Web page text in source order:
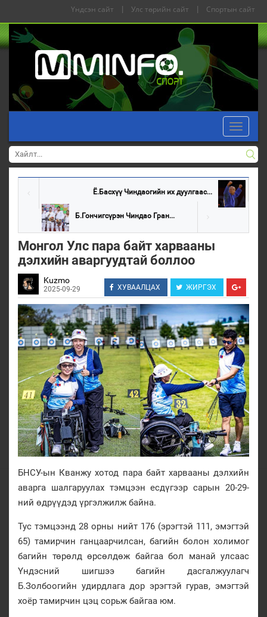
Үндсэн сайт | Улс төрийн сайт | Спортын сайт
Toggle
Ё.Басхүү Чиндаогийн их дуулгаас...
Б.Гончигсүрэн Чиндао Гран...
Монгол Улс пара байт харвааны
дэлхийн аваргуудтай боллоо
Kuzmo
2025-09-29 ХУВААЛЦАХ ЖИРГЭХ
БНСУ-ын Кванжу хотод пара байт харвааны дэлхийн
аварга шалгаруулах тэмцээн есдүгээр сарын 20-29-
ний өдрүүдэд үргэлжилж байна.
Тус тэмцээнд 28 орны нийт 176 (эрэгтэй 111, эмэгтэй
65) тамирчин ганцаарчилсан, багийн болон холимог
багийн төрөлд өрсөлдөж байгаа бол манай улсаас
Үндэсний шигшээ багийн дасгалжуулагч
Б.Золбоогийн удирдлага дор эрэгтэй гурав, эмэгтэй
хоёр тамирчин цэц сорьж байгаа юм.